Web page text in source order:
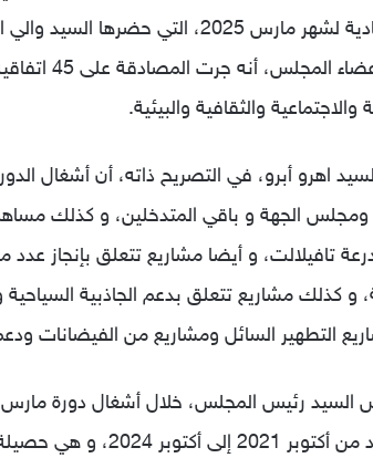
الدورة العادية لشهر مارس 2025،
والسادة
والاجتماعية والثقافية والبيئية.
اهرو أبرو، في التصريح ذاته، أن أشغال
ومجلس الجهة و باقي المتدخلين، و كذلك
تافيلالت، و أيضا مشاريع تتعلق بإنجاز
و كذلك مشاريع تتعلق بدعم الجاذبية
التطهير السائل ومشاريع من الفيضانات
السيد رئيس المجلس، خلال أشغال دورة
والتي تمتد من أكتوبر